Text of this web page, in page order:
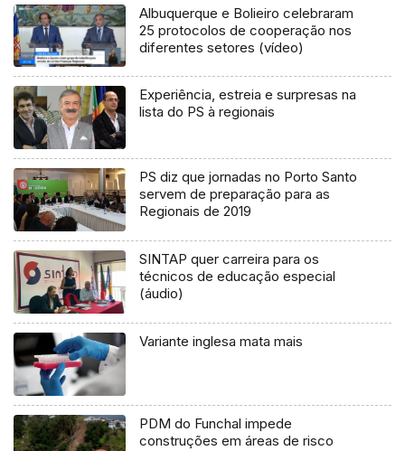
Albuquerque e Bolieiro celebraram
25 protocolos de cooperação nos
diferentes setores (vídeo)
Experiência, estreia e surpresas na
lista do PS à regionais
PS diz que jornadas no Porto Santo
servem de preparação para as
Regionais de 2019
SINTAP quer carreira para os
técnicos de educação especial
(áudio)
Variante inglesa mata mais
PDM do Funchal impede
construções em áreas de risco